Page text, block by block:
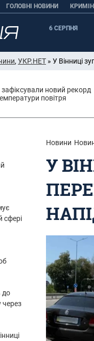
ГОЛОВНІ НОВИНИ
6 СЕРПНЯ
, УКР.НЕТ » У Вінниці
зафіксували новий рекорд
повітря
Новини
У
сфері
до
через